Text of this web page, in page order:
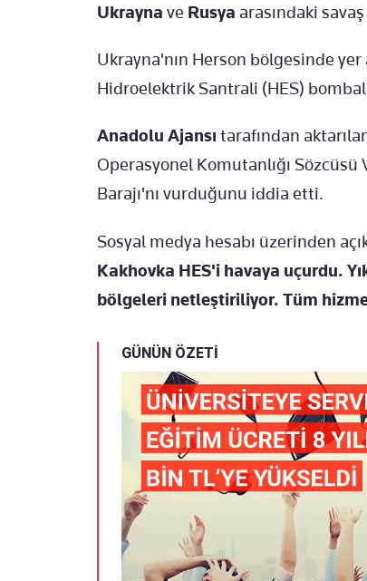
Ukrayna ve Rusya arasındaki
Ukrayna'nın Herson bölgesinde yer
Hidroelektrik Santrali (HES)
Anadolu Ajansı tarafından
Operasyonel Komutanlığı
Barajı'nı vurduğunu iddia etti.
Sosyal medya hesabı üzerinden
Kakhovka HES'i havaya uçurdu.
bölgeleri netleştiriliyor. Tüm
GÜNÜN ÖZETİ